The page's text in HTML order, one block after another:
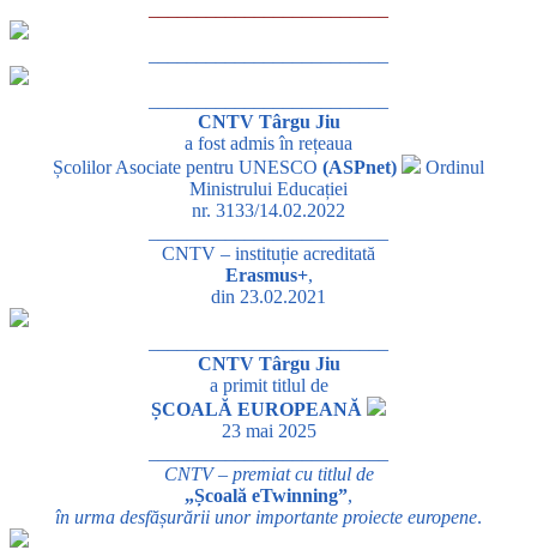
CNTV Târgu Jiu
a fost admis în rețeaua
Școlilor Asociate pentru UNESCO (ASPnet)
Ordinul
Ministrului Educației
nr. 3133/14.02.2022
CNTV – instituție acreditată
Erasmus+,
din 23.02.2021
CNTV Târgu Jiu
a primit titlul de
ȘCOALĂ EUROPEANĂ
23 mai 2025
CNTV – premiat cu titlul de
„Școală eTwinning”,
în urma desfășurării unor importante proiecte europene.